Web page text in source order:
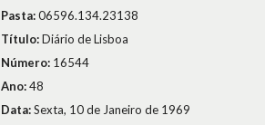
Pasta:06596.134.23138
Título:Diário de Lisboa
Número: 16544
Ano:48
Data:Sexta, 10 de Janeiro de 1969